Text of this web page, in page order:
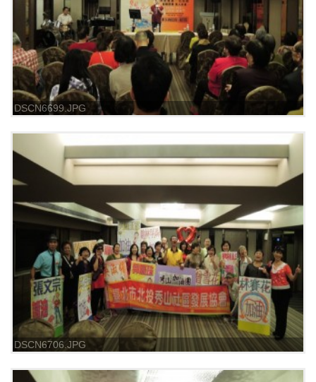
DSCN6699.JPG
DSCN6706.JPG